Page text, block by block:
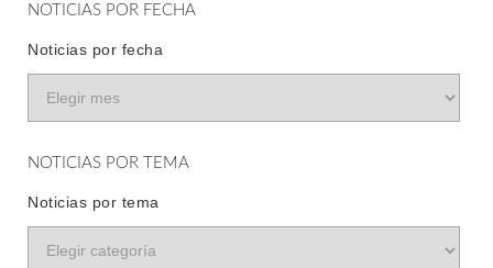
NOTICIAS POR FECHA
Noticias por fecha
NOTICIAS POR TEMA
Noticias por tema